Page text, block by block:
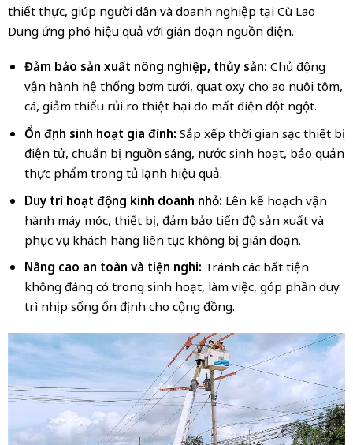
thiết thực, giúp người dân và doanh nghiệp tại Cù Lao
Dung ứng phó hiệu quả với gián đoạn nguồn điện.
Đảm bảo sản xuất nông nghiệp, thủy sản: Chủ động
vận hành hệ thống bơm tưới, quạt oxy cho ao nuôi tôm,
cá, giảm thiểu rủi ro thiệt hại do mất điện đột ngột.
Ổn định sinh hoạt gia đình: Sắp xếp thời gian sạc thiết bị
điện tử, chuẩn bị nguồn sáng, nước sinh hoạt, bảo quản
thực phẩm trong tủ lạnh hiệu quả.
Duy trì hoạt động kinh doanh nhỏ: Lên kế hoạch vận
hành máy móc, thiết bị, đảm bảo tiến độ sản xuất và
phục vụ khách hàng liên tục không bị gián đoạn.
Nâng cao an toàn và tiện nghi: Tránh các bất tiện
không đáng có trong sinh hoạt, làm việc, góp phần duy
trì nhịp sống ổn định cho cộng đồng.